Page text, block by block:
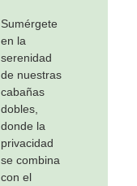
Sumérgete
en la
serenidad
de nuestras
cabañas
dobles,
donde la
privacidad
se combina
con el